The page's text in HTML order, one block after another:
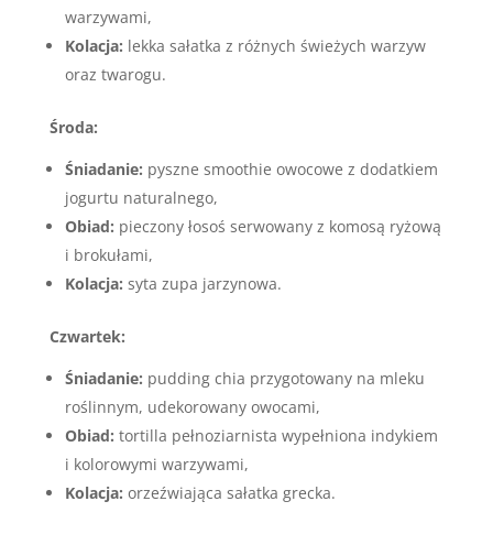
warzywami,
Kolacja: lekka sałatka z różnych świeżych warzyw
oraz twarogu.
Środa:
Śniadanie: pyszne smoothie owocowe z dodatkiem
jogurtu naturalnego,
Obiad: pieczony łosoś serwowany z komosą ryżową
i brokułami,
Kolacja: syta zupa jarzynowa.
Czwartek:
Śniadanie: pudding chia przygotowany na mleku
roślinnym, udekorowany owocami,
Obiad: tortilla pełnoziarnista wypełniona indykiem
i kolorowymi warzywami,
Kolacja: orzeźwiająca sałatka grecka.